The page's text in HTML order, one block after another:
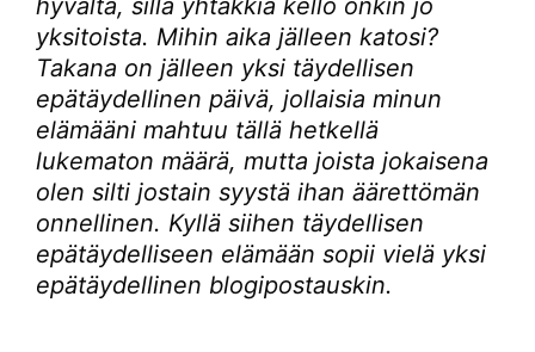
hyvältä, sillä yhtäkkiä kello onkin jo
yksitoista. Mihin aika jälleen katosi?
Takana on jälleen yksi täydellisen
epätäydellinen päivä, jollaisia minun
elämääni mahtuu tällä hetkellä
lukematon määrä, mutta joista jokaisena
olen silti jostain syystä ihan äärettömän
onnellinen. Kyllä siihen täydellisen
epätäydelliseen elämään sopii vielä yksi
epätäydellinen blogipostauskin.